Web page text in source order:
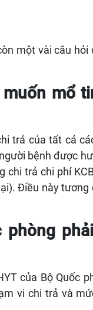
một vài câu hỏi
mổ
trả của tất cả
bệnh được
chi trả chi phí
Điều này tương
phòng
của Bộ Quốc
vi chi trả và